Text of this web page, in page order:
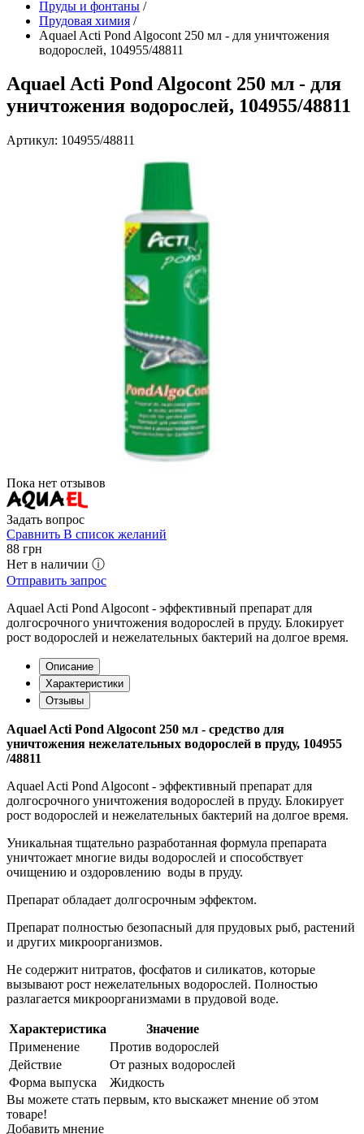
Пруды и фонтаны /
Прудовая химия /
Aquael Acti Pond Algocont 250 мл - для уничтожения
водорослей, 104955/48811
Aquael Acti Pond Algocont 250 мл - для
уничтожения водорослей, 104955/48811
Артикул: 104955/48811
Пока нет отзывов
Задать вопрос
Сравнить В список желаний
88 грн
Нет в наличии ⓘ
Отправить запрос
Aquael Acti Pond Algocont - эффективный препарат для
долгосрочного уничтожения водорослей в пруду. Блокирует
рост водорослей и нежелательных бактерий на долгое время.
Описание
Характеристики
Отзывы
Aquael Acti Pond Algocont 250 мл - средство для
уничтожения нежелательных водорослей в пруду, 104955
/48811
Aquael Acti Pond Algocont - эффективный препарат для
долгосрочного уничтожения водорослей в пруду. Блокирует
рост водорослей и нежелательных бактерий на долгое время.
Уникальная тщательно разработанная формула препарата
уничтожает многие виды водорослей и способствует
очищению и оздоровлению воды в пруду.
Препарат обладает долгосрочным эффектом.
Препарат полностью безопасный для прудовых рыб, растений
и других микроорганизмов.
Не содержит нитратов, фосфатов и силикатов, которые
вызывают рост нежелательных водорослей. Полностью
разлагается микроорганизмами в прудовой воде.
Характеристика
Значение
Применение
Против водорослей
Действие
От разных водорослей
Форма выпуска
Жидкость
Вы можете стать первым, кто выскажет мнение об этом
товаре!
Добавить мнение